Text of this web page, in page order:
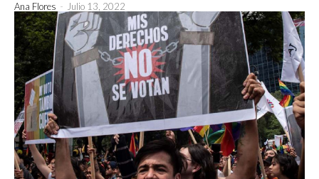
Ana Flores - Julio 13, 2022